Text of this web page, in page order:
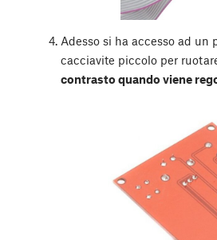
Adesso si ha accesso ad
cacciavite piccolo per
contrasto quando viene